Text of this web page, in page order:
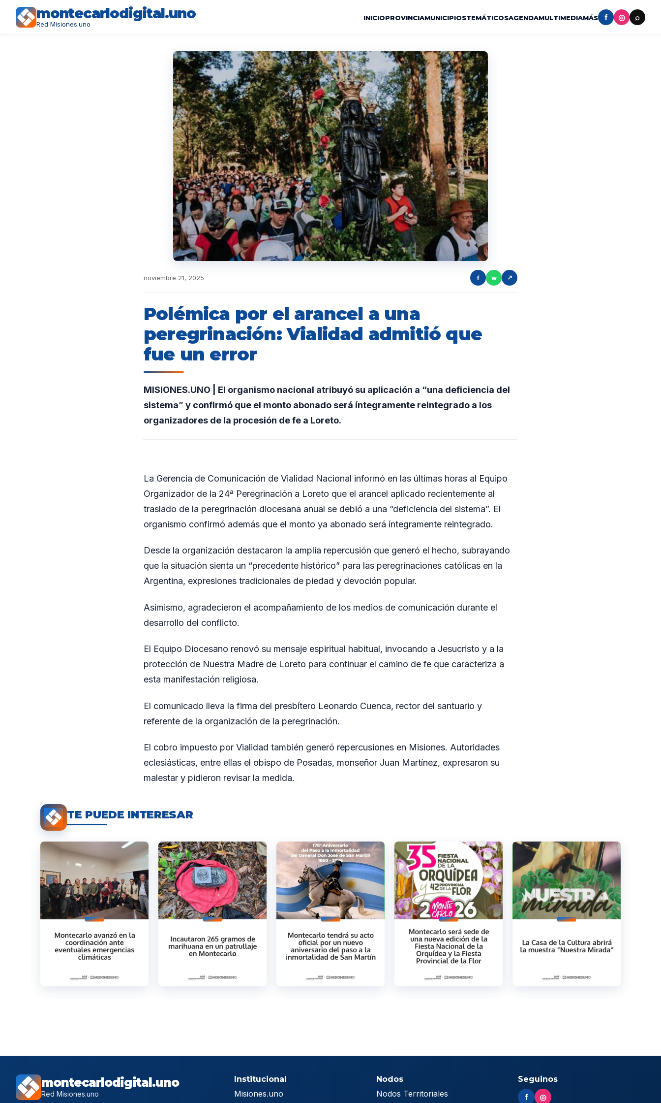
montecarlodigital.uno
Red Misiones.uno
INICIOPROVINCIAMUNICIPIOSTEMÁTICOSAGENDAMULTIMEDIAMÁS f ◎ ⌕
noviembre 21, 2025 f w ↗
Polémica por el arancel a una
peregrinación: Vialidad admitió que
fue un error
MISIONES.UNO | El organismo nacional atribuyó su aplicación a “una deficiencia del
sistema” y confirmó que el monto abonado será íntegramente reintegrado a los
organizadores de la procesión de fe a Loreto.
La Gerencia de Comunicación de Vialidad Nacional informó en las últimas horas al Equipo
Organizador de la 24ª Peregrinación a Loreto que el arancel aplicado recientemente al
traslado de la peregrinación diocesana anual se debió a una “deficiencia del sistema”. El
organismo confirmó además que el monto ya abonado será íntegramente reintegrado.
Desde la organización destacaron la amplia repercusión que generó el hecho, subrayando
que la situación sienta un “precedente histórico” para las peregrinaciones católicas en la
Argentina, expresiones tradicionales de piedad y devoción popular.
Asimismo, agradecieron el acompañamiento de los medios de comunicación durante el
desarrollo del conflicto.
El Equipo Diocesano renovó su mensaje espiritual habitual, invocando a Jesucristo y a la
protección de Nuestra Madre de Loreto para continuar el camino de fe que caracteriza a
esta manifestación religiosa.
El comunicado lleva la firma del presbítero Leonardo Cuenca, rector del santuario y
referente de la organización de la peregrinación.
El cobro impuesto por Vialidad también generó repercusiones en Misiones. Autoridades
eclesiásticas, entre ellas el obispo de Posadas, monseñor Juan Martínez, expresaron su
malestar y pidieron revisar la medida.
TE PUEDE INTERESAR
montecarlodigital.uno
Red Misiones.uno
Institucional
Misiones.uno
Nodos
Nodos Territoriales
Seguinos
f ◎